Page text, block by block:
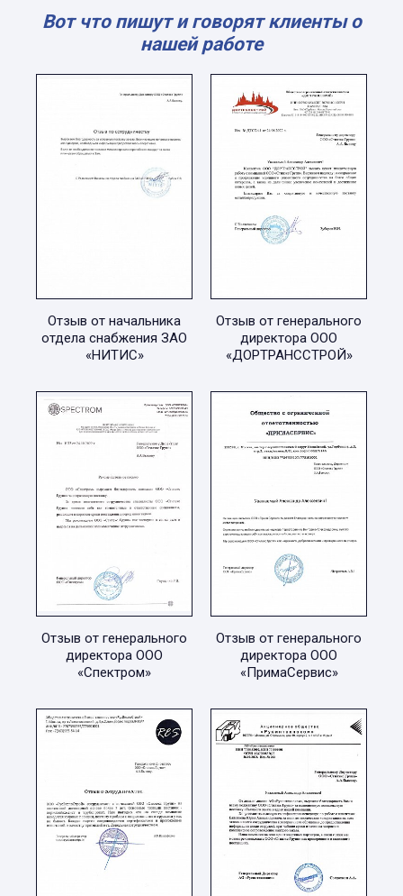
Вот что пишут и говорят клиенты о
нашей работе
Отзыв от начальника
отдела снабжения ЗАО
«НИТИС»
Отзыв от генерального
директора ООО
«ДОРТРАНССТРОЙ»
Отзыв от генерального
директора ООО
«Спектром»
Отзыв от генерального
директора ООО
«ПримаСервис»